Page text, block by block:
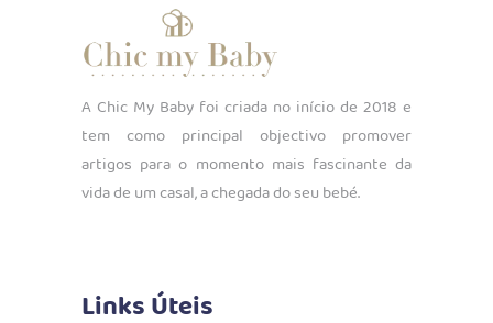
A Chic My Baby foi criada no início de 2018 e
tem como principal objectivo promover
artigos para o momento mais fascinante da
vida de um casal, a chegada do seu bebé.
Links Úteis